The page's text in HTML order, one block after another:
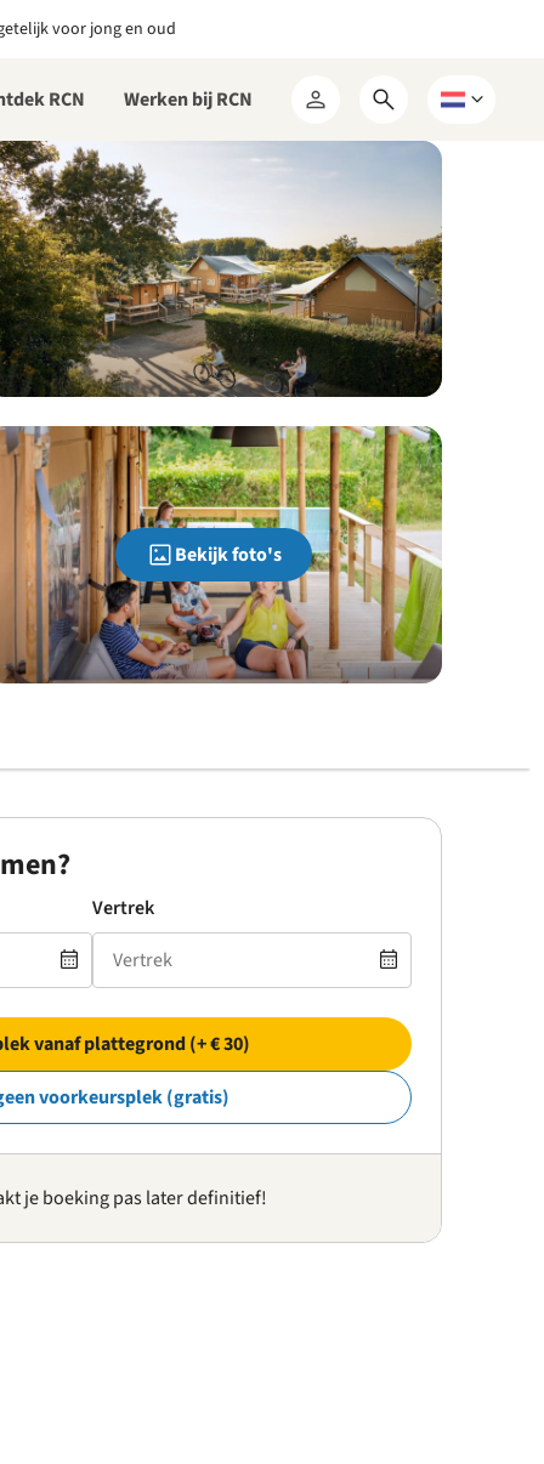
voor jong en oud
RCN Werken bij RCN
Mijn
RCN
Open
zoekformulier
Kies
taal
Bekijk foto's
Vertrek
vanaf plattegrond (+ € 30)
voorkeursplek (gratis)
je boeking pas later definitief!